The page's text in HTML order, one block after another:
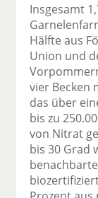
Insgesamt
Hälfte aus
Union und
vier Becken
das über
bis zu
von Nitrat
bis 30 Grad